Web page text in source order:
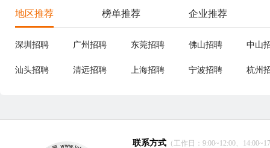
地区推荐 榜单推荐 企业推荐
深圳招聘 广州招聘 东莞招聘 佛山招聘 中山
汕头招聘 清远招聘 上海招聘 宁波招聘 杭州
联系方式 （工作日：9:00~12:00、